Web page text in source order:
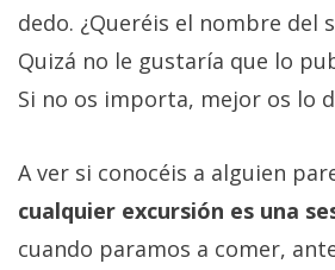
dedo. ¿Queréis el nombre del
Quizá no le gustaría que lo
Si no os importa, mejor os lo
A ver si conocéis a alguien
cualquier excursión es una
cuando paramos a comer,